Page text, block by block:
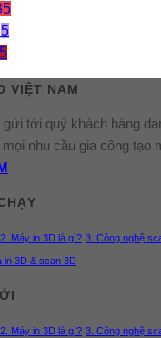
5
5
VIỆT NAM
tới quý khách hàng
nhu cầu gia công tạo
2. Máy in 3D là gì? 3. Công nghệ
in 3D & scan 3D
2. Máy in 3D là gì? 3. Công nghệ